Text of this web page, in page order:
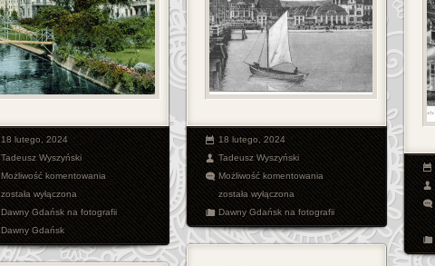
18 lutego, 2024
Tadeusz Wyszyński
Możliwość komentowaniaGdańsk
została wyłączona
Dawny Gdańsk na fotografii
Dawny Gdańsk
18 lutego, 2024
Tadeusz Wyszyński
Możliwość komentowaniaSopot
została wyłączona
Dawny Gdańsk na fotografii